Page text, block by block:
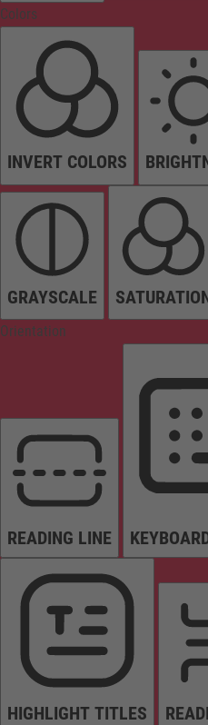
Colors
INVERT COLORS
GRAYSCALE
Orientation
READING LINE
HIGHLIGHT TITLES